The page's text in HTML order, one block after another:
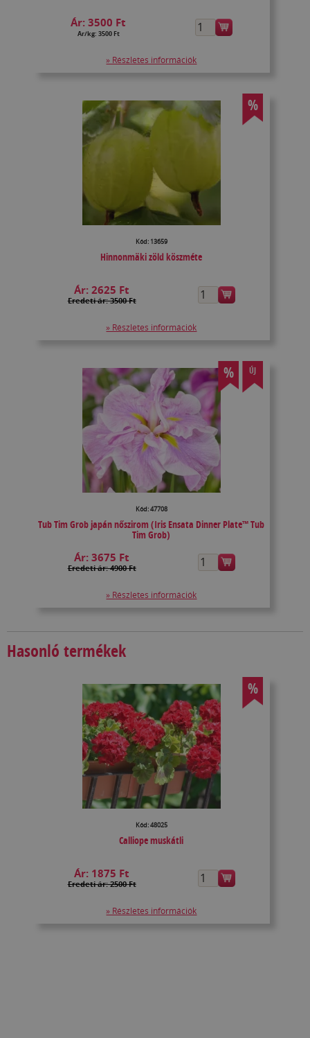
Ár:3500 Ft
Ár/kg: 3500 Ft
» Részletes információk
%
Kód: 13659
Hinnonmäki zöld köszméte
Ár:2625 Ft
Eredeti ár: 3500 Ft
» Részletes információk
% ÚJ
Kód: 47708
Tub Tim Grob japán nőszirom (Iris Ensata Dinner Plate™ Tub
Tim Grob)
Ár:3675 Ft
Eredeti ár: 4900 Ft
» Részletes információk
Hasonló termékek
%
Kód: 48025
Calliope muskátli
Ár: 1875 Ft
Eredeti ár: 2500 Ft
» Részletes információk